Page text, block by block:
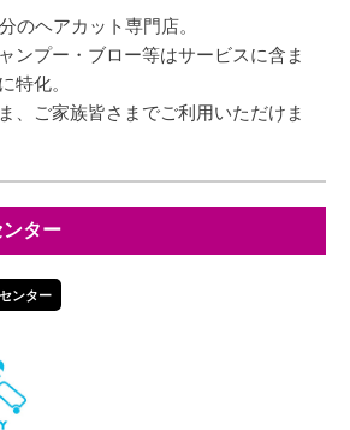
のヘアカット専門店。
ンプー・ブロー等はサービスに含ま
特化。
、ご家族皆さまでご利用いただけま
ター
ンター